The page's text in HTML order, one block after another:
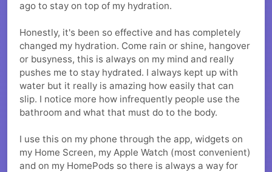
ago to stay on top of my hydration.
Honestly, it's been so effective and has completely
changed my hydration. Come rain or shine, hangover
or busyness, this is always on my mind and really
pushes me to stay hydrated. I always kept up with
water but it really is amazing how easily that can
slip. I notice more how infrequently people use the
bathroom and what that must do to the body.
I use this on my phone through the app, widgets on
my Home Screen, my Apple Watch (most convenient)
and on my HomePods so there is always a way for